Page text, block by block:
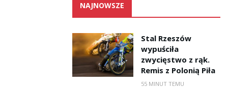
NAJNOWSZE
Stal Rzeszów
wypuściła
zwycięstwo z rąk.
Remis z Polonią Piła
55 MINUT TEMU